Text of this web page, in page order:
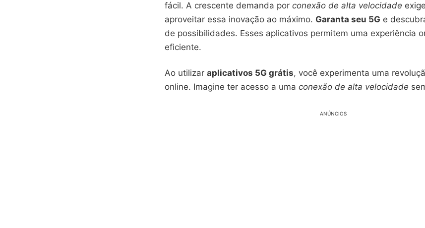
fácil. A crescente demanda por conexão de alta velocidade
aproveitar essa inovação ao máximo. Garanta seu 5G e
de possibilidades. Esses aplicativos permitem uma experiência
eficiente.
Ao utilizar aplicativos 5G grátis, você experimenta uma
online. Imagine ter acesso a uma conexão de alta velocidade
ANÚNCIOS